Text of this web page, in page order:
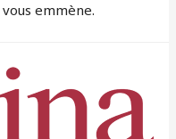
emmène.